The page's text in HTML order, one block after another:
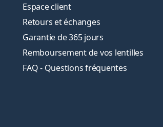
Espace client
Retours et échanges
Garantie de 365 jours
Remboursement de vos lentilles
FAQ - Questions fréquentes